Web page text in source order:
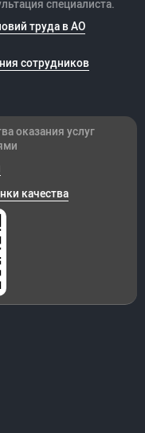
специалиста.
труда в АО
сотрудников
оказания услуг
качества